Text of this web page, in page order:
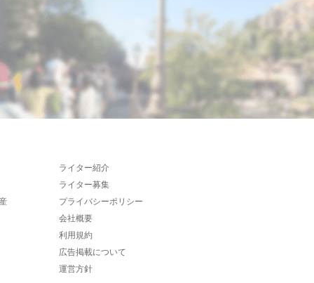
ライター紹介
ライター募集
プライバシーポリシー
会社概要
利用規約
広告掲載について
運営方針